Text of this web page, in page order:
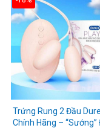
Trứng Rung 2 Đầu
Chính Hãng – “Sướng”